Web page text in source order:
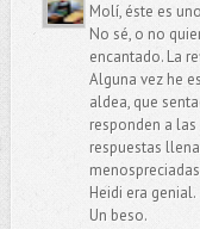
Molí, éste es
No sé, o no
encantado. La
Alguna vez he
aldea, que
responden a
respuestas
Heidi era genial.
Un beso.